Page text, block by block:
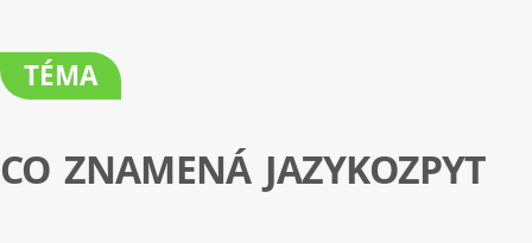
TÉMA
CO ZNAMENÁ JAZYKOZPYT